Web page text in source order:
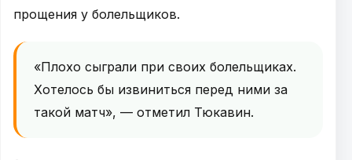
прощения у болельщиков.
«Плохо сыграли при своих болельщиках.
Хотелось бы извиниться перед ними за
такой матч», — отметил Тюкавин.